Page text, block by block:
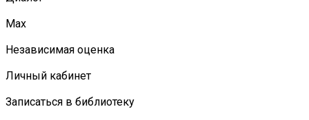
Мах
Независимая оценка
Личный кабинет
Записаться в библиотеку